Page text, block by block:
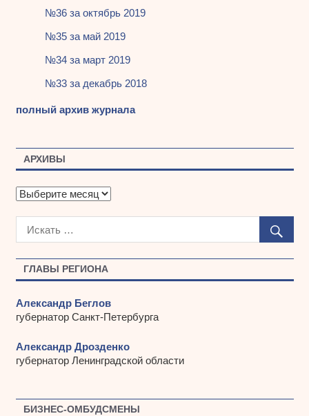
ГЛАВЫ РЕГИОНА
Александр Беглов
губернатор Санкт-Петербурга
Александр Дрозденко
губернатор Ленинградской области
БИЗНЕС-ОМБУДСМЕНЫ
№36 за октябрь 2019
№35 за май 2019
№34 за март 2019
№33 за декабрь 2018
полный архив журнала
АРХИВЫ
А
х
ы